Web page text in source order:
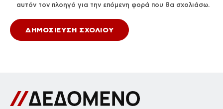
αυτόν τον πλοηγό για την επόμενη φορά που θα σχολιάσω.